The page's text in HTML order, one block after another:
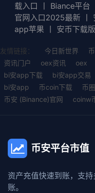
载入口
Biance平台
官网入口2025最新
app苹果
安币下载
友情链接： 今日新世界
资讯门户
oex资讯 oex
bi安app下载
bi安app交易
bi安app
币coin下载 币
币安 (Binance)官网
coinw
币安平台市值
资产充值快速到账，支
账。